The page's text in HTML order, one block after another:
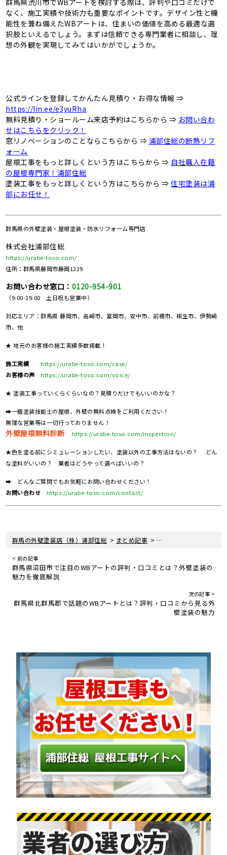
群馬県渋川市でWBアートを検討する際は、評判や口コミだけで
なく、施工実績や技術力も重要なポイントです。デザイン性と機
能性を兼ね備えたWBアートは、住まいの価値を高める最適な選
択肢といえるでしょう。まずは信頼できる専門業者に相談し、理
想の外観を実現してみてはいかがでしょうか。
公式ラインを登録してかんたん見積り・お得な情報 ⇒
https://lin.ee/e3yuRha
無料見積り・ショールーム来店予約はこちらから ⇒ お問い合わ
せはこちらをクリック！
窓リノベーションのことならこちらから ⇒ 浦部住総の断熱リフ
ォーム
屋根工事をもっと詳しくという方はこちらから ⇒ 自社職人在籍
の屋根専門家！浦部住総
塗装工事をもっと詳しくという方はこちらから ⇒住宅塗装は浦
部にお任せ！
群馬県の外壁塗装・屋根塗装・防水リフォーム専門店
株式会社浦部住総
https://urabe-toso.com/
住所：群馬県藤岡市藤岡1229
お問い合わせ窓口： 0120-954-901
（9:00-19:00 土日祝も営業中）
対応エリア：群馬県 藤岡市、高崎市、富岡市、安中市、前橋市、桐生市、伊勢崎
市、他
★ 地元のお客様の施工実績多数掲載！
施工実績
https://urabe-toso.com/case/
お客様の声
https://urabe-toso.com/voice/
★ 塗装工事っていくらくらいなの？見積りだけでもいいのかな？
➡一級塗装技能士の屋根、外壁の無料点検をご利用ください！
無理な営業等は一切行っておりません！
外壁屋根無料診断 https://urabe-toso.com/inspection/
★色を塗る前にシミュレーションしたい、塗装以外の工事方法はないの？ どん
な塗料がいいの？ 業者はどうやって選べばいいの？
➡ どんなご質問でもお気軽にお問い合わせください！
お問い合わせ
https://urabe-toso.com/contact/
群馬の外壁塗装店（株）浦部住総 > まとめ記事 > 群馬県渋川市で話題の
< 前の記事
群馬県沼田市で注目のWBアートの評判・口コミとは？外壁塗装の
魅力を徹底解説
次の記事 >
群馬県北群馬郡で話題のWBアートとは？評判・口コミから見る外
壁塗装の魅力